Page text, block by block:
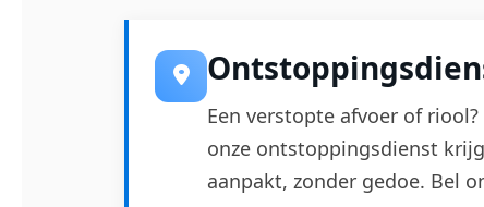
Een verstopte afvoer of
onze ontstoppingsdienst
aanpakt, zonder gedoe. Bel